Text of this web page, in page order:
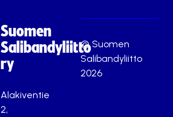
Suomen
Salibandyliitto
ry
Alakiventie
2,
© Suomen
Salibandyliitto
2026